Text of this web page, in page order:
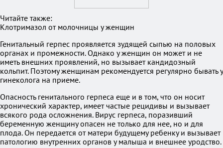
Читайте также:
Клотримазол от молочницы у женщин
Генитальный герпес проявляется зудящей сыпью на половых
органах и промежности. Однако у женщин он может и не
иметь внешних проявлений, но вызывает кандидозный
кольпит. Поэтому женщинам рекомендуется регулярно бывать у
гинеколога на приеме.
Опасность генитального герпеса еще и в том, что он носит
хронический характер, имеет частые рецидивы и вызывает
всякого рода осложнения. Вирус герпеса, поразивший
беременную женщину опасен не только для нее, но и для
плода. Он передается от матери будущему ребенку и вызывает
патологию внутренних органов у малыша и внешнее уродство.